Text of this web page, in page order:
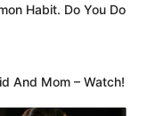
Habit. Do You Do
And Mom – Watch!